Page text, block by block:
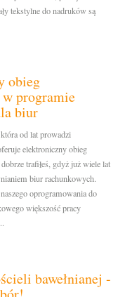
tekstylne do nadruków są
obieg
programie
biur
od lat prowadzi
elektroniczny obieg
trafiłeś, gdyż już wiele lat
biur rachunkowych.
oprogramowania do
większość pracy
bawełnianej -